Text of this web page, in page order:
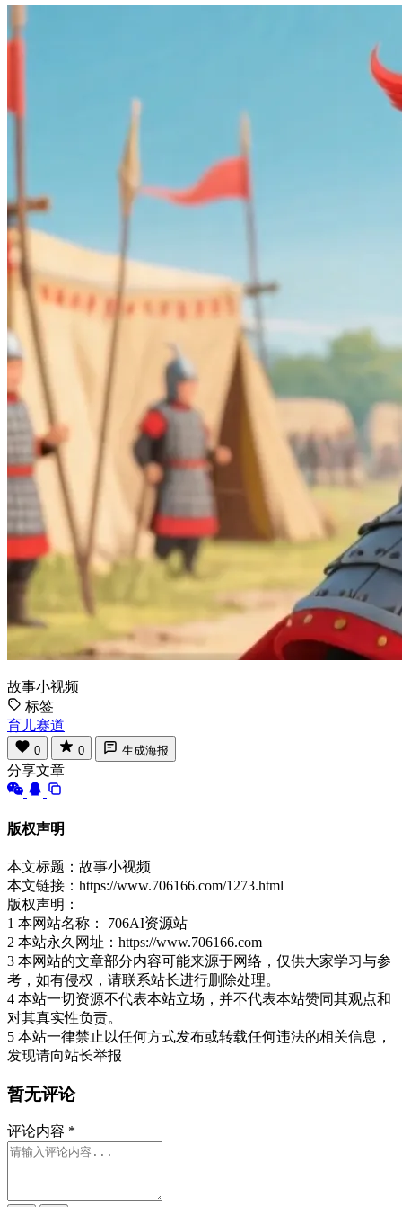
故事小视频
标签
育儿赛道
0 0 生成海报
分享文章
版权声明
本文标题：故事小视频
本文链接：https://www.706166.com/1273.html
版权声明：
1 本网站名称： 706AI资源站
2 本站永久网址：https://www.706166.com
3 本网站的文章部分内容可能来源于网络，仅供大家学习与参
考，如有侵权，请联系站长进行删除处理。
4 本站一切资源不代表本站立场，并不代表本站赞同其观点和
对其真实性负责。
5 本站一律禁止以任何方式发布或转载任何违法的相关信息，
发现请向站长举报
暂无评论
评论内容 *